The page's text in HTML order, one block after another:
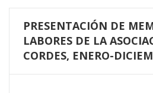
PRESENTACIÓN DE
LABORES DE LA
CORDES, ENERO-